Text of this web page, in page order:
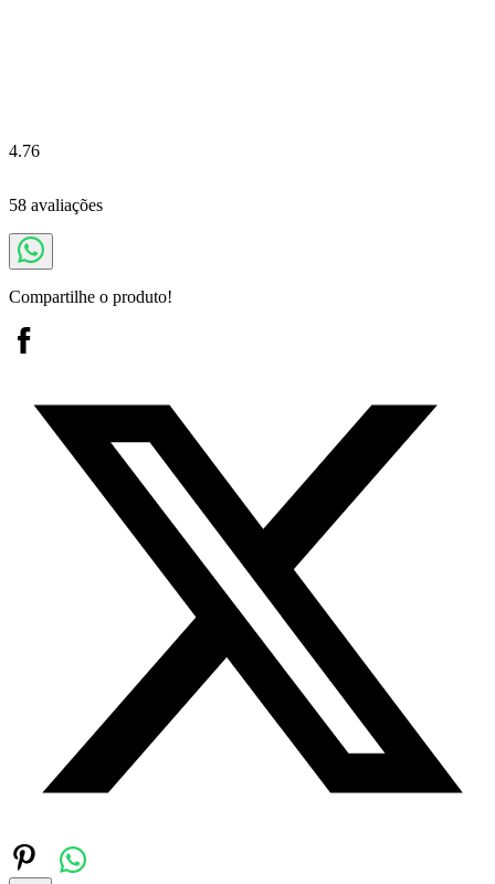
4.76
58 avaliações
Compartilhe o produto!